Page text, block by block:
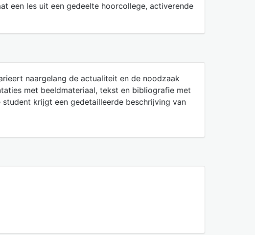
een les uit een gedeelte hoorcollege, activerende
naargelang de actualiteit en de noodzaak
met beeldmateriaal, tekst en bibliografie met
krijgt een gedetailleerde beschrijving van